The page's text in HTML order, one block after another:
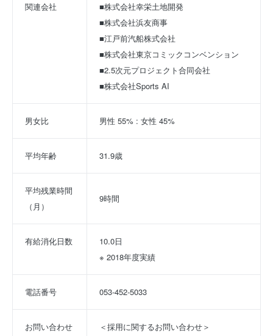
関連会社
■株式会社幸栄土地開発
■株式会社浜友商事
■江戸前汽船株式会社
■株式会社東京コミックコンベンション
■2.5次元プロジェクト合同会社
■株式会社Sports AI
男女比 男性 55% : 女性 45%
平均年齢 31.9歳
平均残業時間
（月）
9時間
有給消化日数
10.0日
※ 2018年度実績
電話番号 053-452-5033
お問い合わせ
＜採用に関するお問い合わせ＞